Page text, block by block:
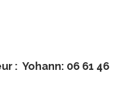
: Yohann: 06 61 46